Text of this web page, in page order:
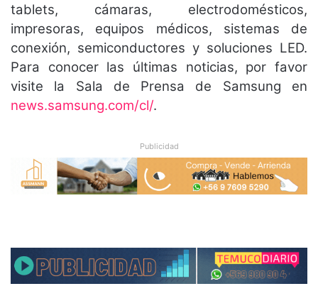
tablets, cámaras, electrodomésticos,
impresoras, equipos médicos, sistemas de
conexión, semiconductores y soluciones LED.
Para conocer las últimas noticias, por favor
visite la Sala de Prensa de Samsung en
news.samsung.com/cl/.
Publicidad